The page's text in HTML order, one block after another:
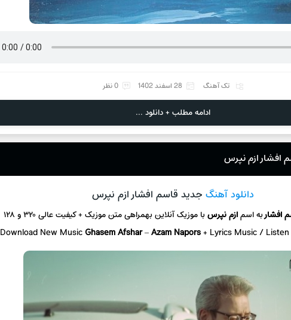
تک آهنگ 28 اسفند 1402 0 نظر
ادامه مطلب + دانلود ...
افشار ازم نپرس
دانلود آهنگ جدید قاسم افشار ازم نپرس
افشاربه اسمازم نپرسبا موزیک آنلاینبهمراهی متن موزیک + کیفیت عالی ۳۲۰ و ۱۲۸
Download New Music Ghasem Afshar–Azam Napors+ Lyrics Music /